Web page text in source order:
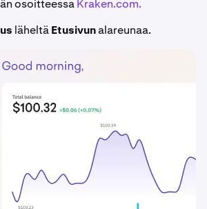
osoitteessaKraken.com.
läheltäEtusivunalareunaa.